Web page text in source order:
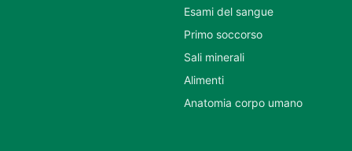
Esami del sangue
Primo soccorso
Sali minerali
Alimenti
Anatomia corpo umano